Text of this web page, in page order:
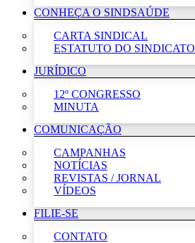
CONHEÇA O SINDSAÚDE
CARTA SINDICAL
ESTATUTO DO SINDICATO
JURÍDICO
12º CONGRESSO
MINUTA
COMUNICAÇÃO
CAMPANHAS
NOTÍCIAS
REVISTAS / JORNAL
VÍDEOS
FILIE-SE
CONTATO